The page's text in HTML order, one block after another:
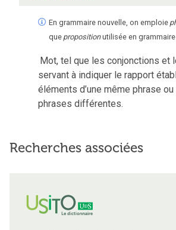
En grammaire nouvelle, on emploie
que propositionutilisée en
Mot, tel que les conjonctions et
servant à indiquer le rapport
éléments d’une même phrase
phrases différentes.
Recherches associées